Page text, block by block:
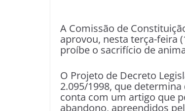
A Comissão de
aprovou, nesta terça-feira
proíbe o sacrifício de
O Projeto de Decreto
2.095/1998, que
conta com um artigo que
abandono, apreendidos